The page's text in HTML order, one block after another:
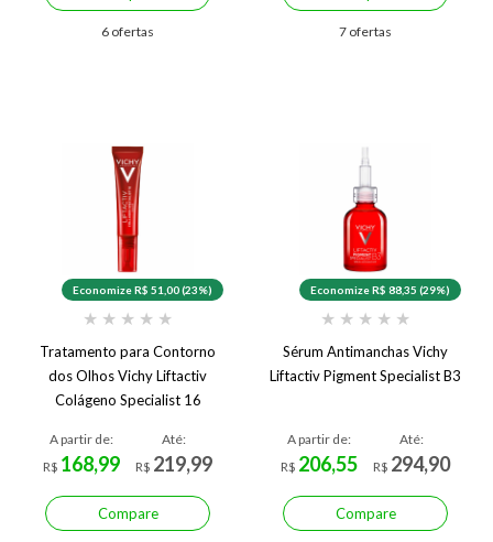
6 ofertas 7 ofertas
Economize R$ 51,00 (23%)
★ ★ ★ ★ ★
Tratamento para Contorno
dos Olhos Vichy Liftactiv
Colágeno Specialist 16
A partir de:
R$ 168,99
Até:
R$ 219,99
Compare
Economize R$ 88,35 (29%)
★ ★ ★ ★ ★
Sérum Antimanchas Vichy
Liftactiv Pigment Specialist B3
A partir de:
R$ 206,55
Até:
R$ 294,90
Compare